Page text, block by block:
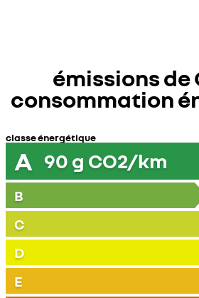
émissions de
consommation
classe énergétique
A 90 g CO2/km
B
C
D
E